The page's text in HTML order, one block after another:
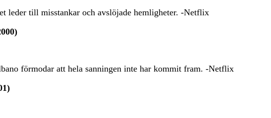
leder till misstankar och avslöjade hemligheter. -Netflix
förmodar att hela sanningen inte har kommit fram. -Netflix